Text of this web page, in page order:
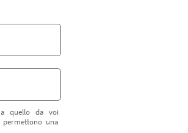
quello da voi
una